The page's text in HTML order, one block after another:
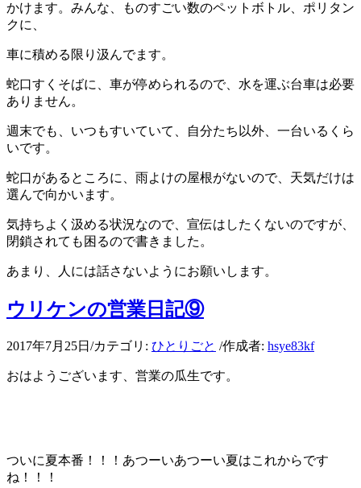
かけます。みんな、ものすごい数のペットボトル、ポリタン
クに、
車に積める限り汲んでます。
蛇口すくそばに、車が停められるので、水を運ぶ台車は必要
ありません。
週末でも、いつもすいていて、自分たち以外、一台いるくら
いです。
蛇口があるところに、雨よけの屋根がないので、天気だけは
選んで向かいます。
気持ちよく汲める状況なので、宣伝はしたくないのですが、
閉鎖されても困るので書きました。
あまり、人には話さないようにお願いします。
ウリケンの営業日記⑨
2017年7月25日 /カテゴリ: ひとりごと /作成者: hsye83kf
おはようございます、営業の瓜生です。
ついに夏本番！！！あつーいあつーい夏はこれからです
ね！！！